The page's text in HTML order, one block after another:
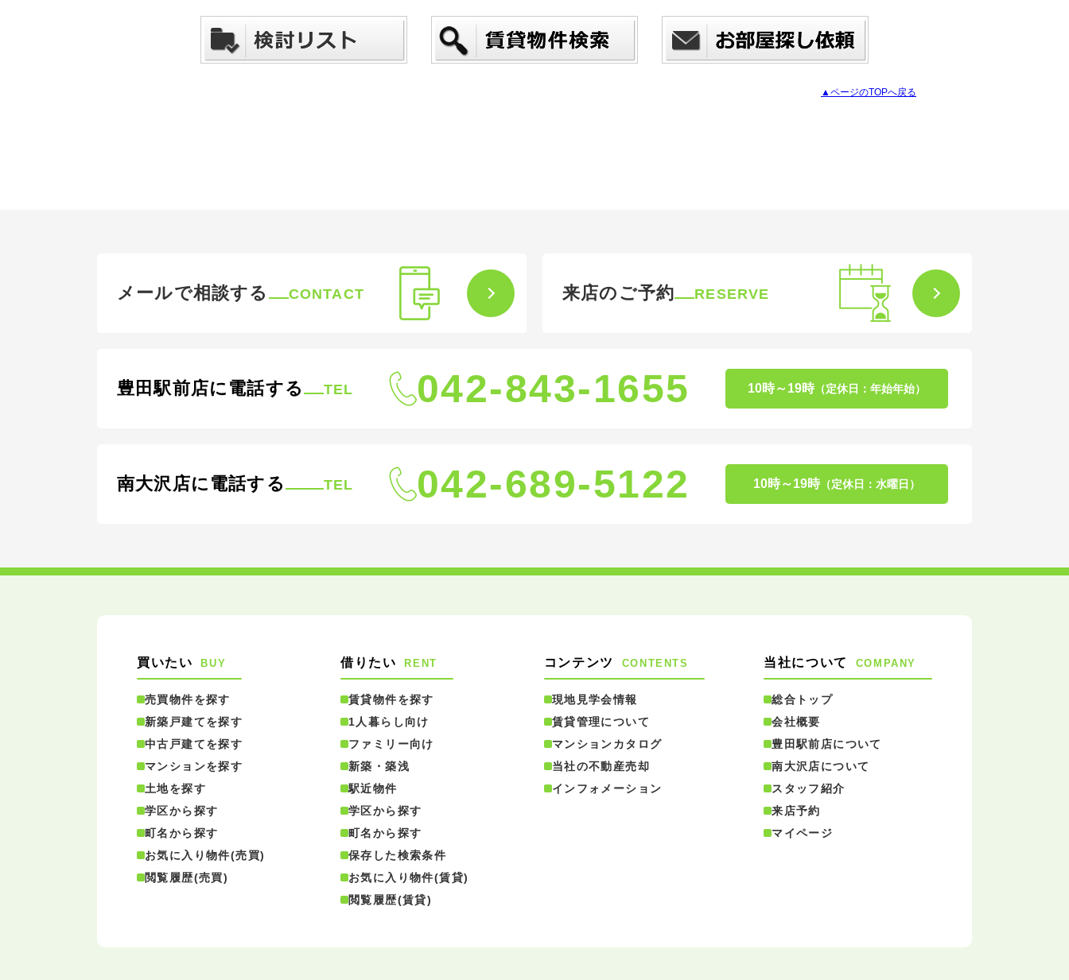
▲ページのTOPへ戻る
メールで相談する CONTACT 来店のご予約 RESERVE
豊田駅前店に電話する TEL 042-843-1655 10時～19時（定休日：年始年始）
南大沢店に電話する TEL 042-689-5122 10時～19時（定休日：水曜日）
買いたい BUY
売買物件を探す
新築戸建てを探す
中古戸建てを探す
マンションを探す
土地を探す
学区から探す
町名から探す
お気に入り物件(売買)
閲覧履歴(売買)
借りたい RENT
賃貸物件を探す
1人暮らし向け
ファミリー向け
新築・築浅
駅近物件
学区から探す
町名から探す
保存した検索条件
お気に入り物件(賃貸)
閲覧履歴(賃貸)
コンテンツ CONTENTS
現地見学会情報
賃貸管理について
マンションカタログ
当社の不動産売却
インフォメーション
当社について COMPANY
総合トップ
会社概要
豊田駅前店について
南大沢店について
スタッフ紹介
来店予約
マイページ